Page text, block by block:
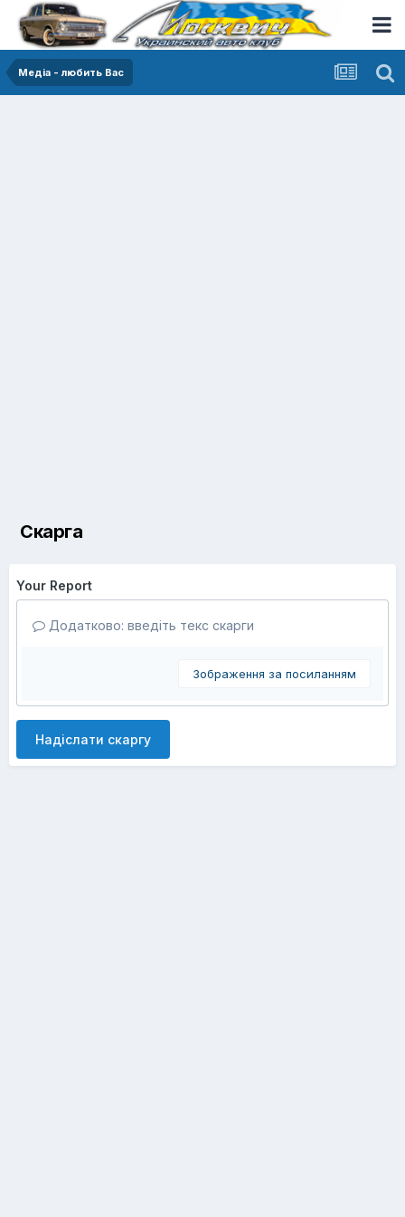
Медіа - любить Вас
Скарга
Your Report
Додатково: введіть текс скарги
Зображення за посиланням
Надіслати скаргу